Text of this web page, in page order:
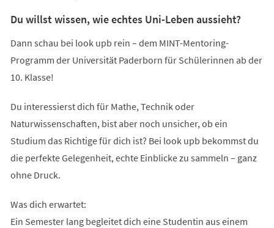
Du willst wissen, wie echtes Uni-Leben aussieht?
Dann schau bei look upb rein – dem MINT-Mentoring-
Programm der Universität Paderborn für Schülerinnen ab der
10. Klasse!
Du interessierst dich für Mathe, Technik oder
Naturwissenschaften, bist aber noch unsicher, ob ein
Studium das Richtige für dich ist? Bei look upb bekommst du
die perfekte Gelegenheit, echte Einblicke zu sammeln – ganz
ohne Druck.
Was dich erwartet:
Ein Semester lang begleitet dich eine Studentin aus einem